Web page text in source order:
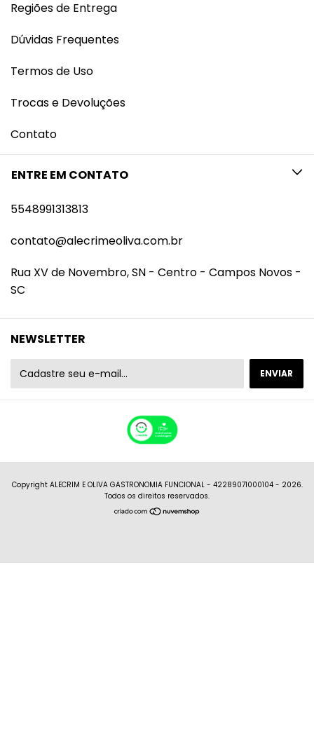
Regiões de Entrega
Dúvidas Frequentes
Termos de Uso
Trocas e Devoluções
Contato
ENTRE EM CONTATO
5548991313813
contato@alecrimeoliva.com.br
Rua XV de Novembro, SN - Centro - Campos Novos -
SC
NEWSLETTER
Copyright ALECRIM E OLIVA GASTRONOMIA FUNCIONAL - 42289071000104 - 2026.
Todos os direitos reservados.